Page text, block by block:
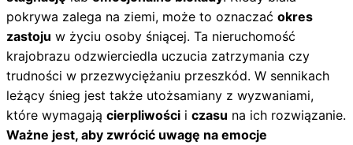
pokrywa zalega na ziemi, może to oznaczać okres
zastoju w życiu osoby śniącej. Ta nieruchomość
krajobrazu odzwierciedla uczucia zatrzymania czy
trudności w przezwyciężaniu przeszkód. W sennikach
leżący śnieg jest także utożsamiany z wyzwaniami,
które wymagają cierpliwości i czasu na ich rozwiązanie.
Ważne jest, aby zwrócić uwagę na emocje